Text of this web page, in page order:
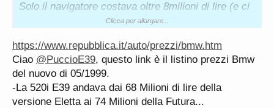
Solo il navigatore costava oltre 8milioni di lire (e ci
si comprava una punto 55 modello base)
Clicca per allargare...
https://www.repubblica.it/auto/prezzi/bmw.htm
Ciao @PuccioE39, questo link è il listino prezzi Bmw
del nuovo di 05/1999.
-La 520i E39 andava dai 68 Milioni di lire della
versione Eletta ai 74 Milioni della Futura...